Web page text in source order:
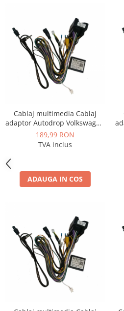
Cablaj multimedia Cablaj
adaptor Autodrop Volkswagen
Golf 7 (2013+) pentru Navigații
multimedia Android
189,99 RON
TVA inclus
ADAUGA IN COS